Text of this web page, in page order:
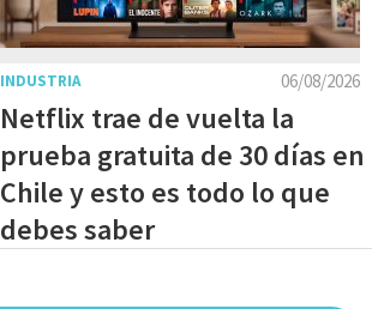
06/08/2026
INDUSTRIA
Netflix trae de vuelta la
prueba gratuita de 30 días en
Chile y esto es todo lo que
debes saber